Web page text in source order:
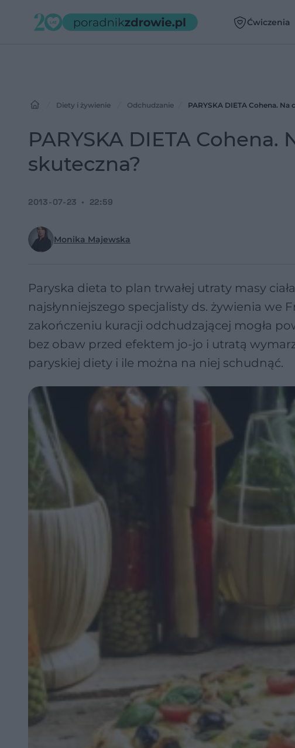
Ćwiczenia
Diety i żywienie Odchudzanie PARYSKA DIETA Cohena.
PARYSKA DIETA
skuteczna?
Monika Majewska
2013-07-23 22:59
Paryska dieta to plan trwałej utraty masy
najsłynniejszego specjalisty ds. żywienia we
zakończeniu kuracji odchudzającej mogła
bez obaw przed efektem jo-jo i utratą
paryskiej diety i ile można na niej schudnąć.